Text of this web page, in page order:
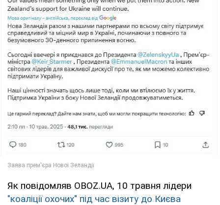
Як повідомляв OBOZ.UA, 10 травня лідери
"коаліції охочих" під час візиту до Києва